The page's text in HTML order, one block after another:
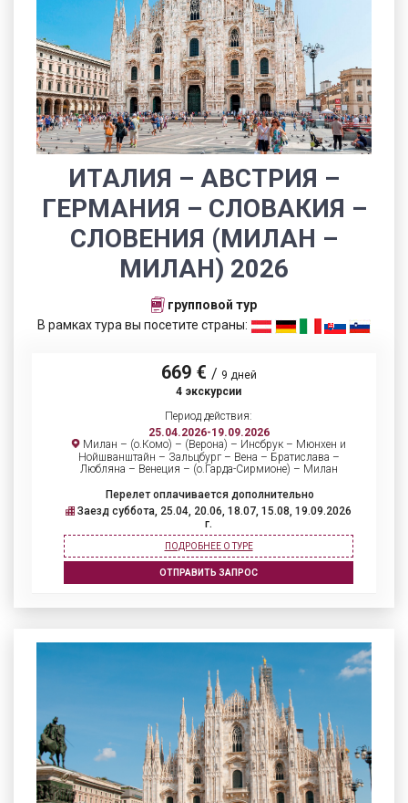
ИТАЛИЯ – АВСТРИЯ –
ГЕРМАНИЯ – СЛОВАКИЯ –
СЛОВЕНИЯ (МИЛАН –
МИЛАН) 2026
групповой тур
В рамках тура вы посетите страны:
669 € / 9 дней
4 экскурсии
Период действия:
25.04.2026-19.09.2026
Милан – (о.Комо) – (Верона) – Инсбрук – Мюнхен и
Нойшванштайн – Зальцбург – Вена – Братислава –
Любляна – Венеция – (о.Гарда-Сирмионе) – Милан
Перелет оплачивается дополнительно
Заезд суббота, 25.04, 20.06, 18.07, 15.08, 19.09.2026
г.
ПОДРОБНЕЕ О ТУРЕ
ОТПРАВИТЬ ЗАПРОС